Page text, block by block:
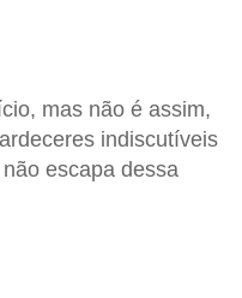
mas não é assim,
indiscutíveis
não escapa dessa